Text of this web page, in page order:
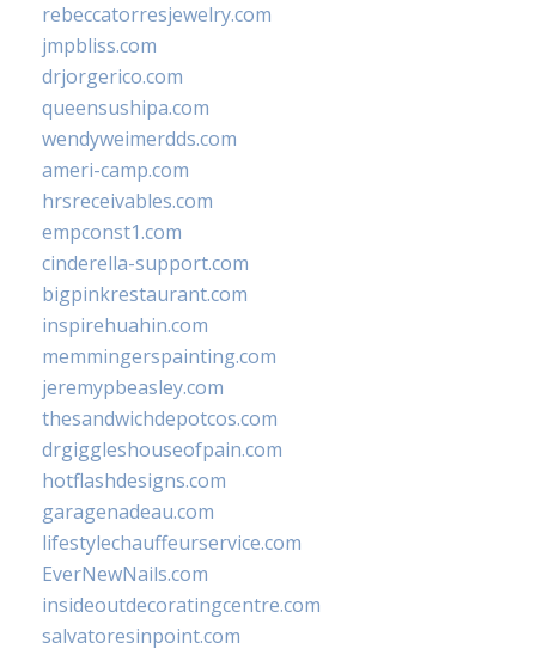
rebeccatorresjewelry.com
jmpbliss.com
drjorgerico.com
queensushipa.com
wendyweimerdds.com
ameri-camp.com
hrsreceivables.com
empconst1.com
cinderella-support.com
bigpinkrestaurant.com
inspirehuahin.com
memmingerspainting.com
jeremypbeasley.com
thesandwichdepotcos.com
drgiggleshouseofpain.com
hotflashdesigns.com
garagenadeau.com
lifestylechauffeurservice.com
EverNewNails.com
insideoutdecoratingcentre.com
salvatoresinpoint.com